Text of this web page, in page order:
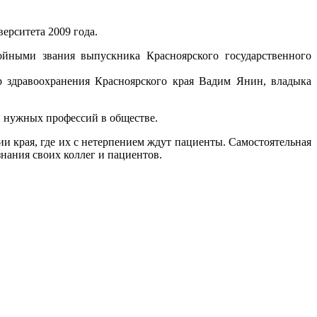
2009 года.
звания выпускника Красноярского государственного
Красноярского края Вадим Янин, владыка
нужных профессий в обществе.
края, где их с нетерпением ждут пациенты. Самостоятельная
своих коллег и пациентов.